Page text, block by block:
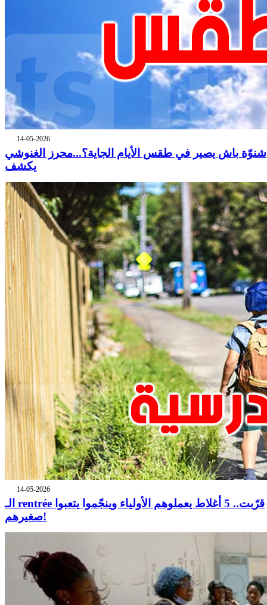
14-05-2026
شنوّة باش يصير في طقس الأيام الجاية؟...محرز الغنوشي
يكشف
14-05-2026
الـ rentrée قرّبت.. 5 أغلاط يعملوهم الأولياء وينجّموا يتعبوا
صغيرهم!